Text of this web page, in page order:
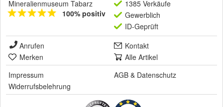
Mineralienmuseum Tabarz
100% positiv
1385 Verkäufe
Gewerblich
ID-Geprüft
Anrufen
Kontakt
Merken
Alle Artikel
Impressum
AGB & Datenschutz
Widerrufsbelehrung